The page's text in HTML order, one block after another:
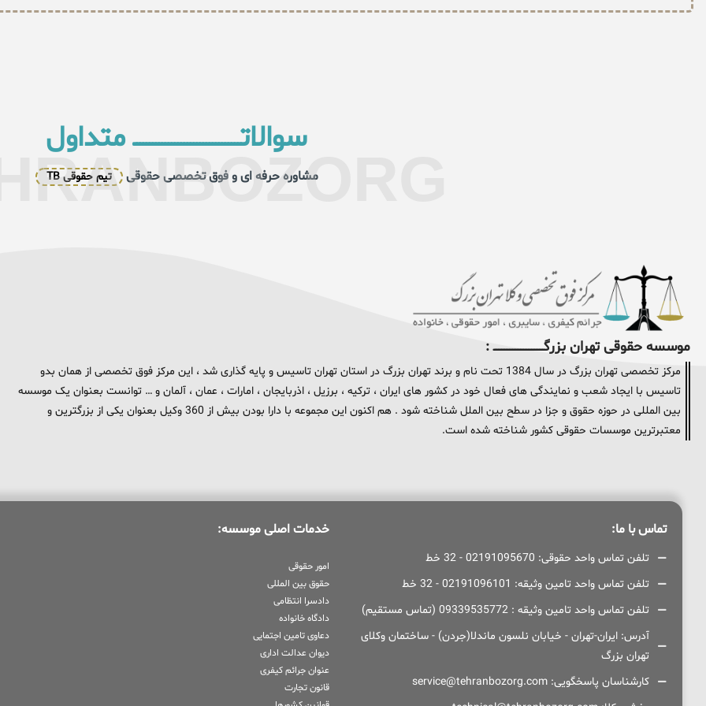
سوالاتــــــــــــــــــــــــــــــــــ متداول
مشاوره حرفه ای و فوق تخصصی حقوقی تیم حقوقی TB
موسسه حقوقی تهران بزرگــــــــــــــــــــــــــــــــ :
مرکز تخصصی تهران بزرگ در سال 1384 تحت نام و برند تهران بزرگ در استان تهران تاسیس و پایه گذاری شد ، این مرکز فوق تخصصی از همان بدو
تاسیس با ایجاد شعب و نمایندگی های فعال خود در کشور های ایران ، ترکیه ، برزیل ، اذربایجان ، امارات ، عمان ، آلمان و … توانست بعنوان یک موسسه
بین المللی در حوزه حقوق و جزا در سطح بین الملل شناخته شود . هم اکنون این مجموعه با دارا بودن بیش از 360 وکیل بعنوان یکی از بزرگترین و
معتبرترین موسسات حقوقی کشور شناخته شده است.
تماس با ما:
تلفن تماس واحد حقوقی: 02191095670 - 32 خط
تلفن تماس واحد تامین وثیقه: 02191096101 - 32 خط
تلفن تماس واحد تامین وثیقه : 09339535772 (تماس مستقیم)
آدرس: ایران-تهران - خیابان نلسون ماندلا(جردن) - ساختمان وکلای
تهران بزرگ
کارشناسان پاسخگویی: service@tehranbozorg.com
خدمات اصلی موسسه:
امور حقوقی
حقوق بین المللی
دادسرا انتظامی
دادگاه خانواده
دعاوی تامین اجتمایی
دیوان عدالت اداری
عنوان جرائم کیفری
قانون تجارت